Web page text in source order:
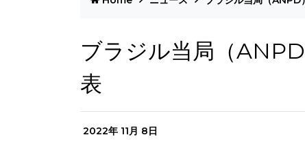
ブラジル当局（
表
2022年 11月 8日